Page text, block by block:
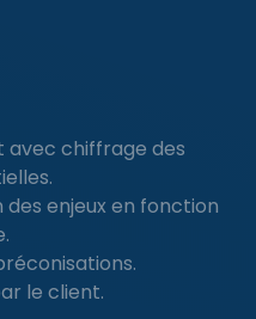
avec chiffrage des
des enjeux en fonction
le client.